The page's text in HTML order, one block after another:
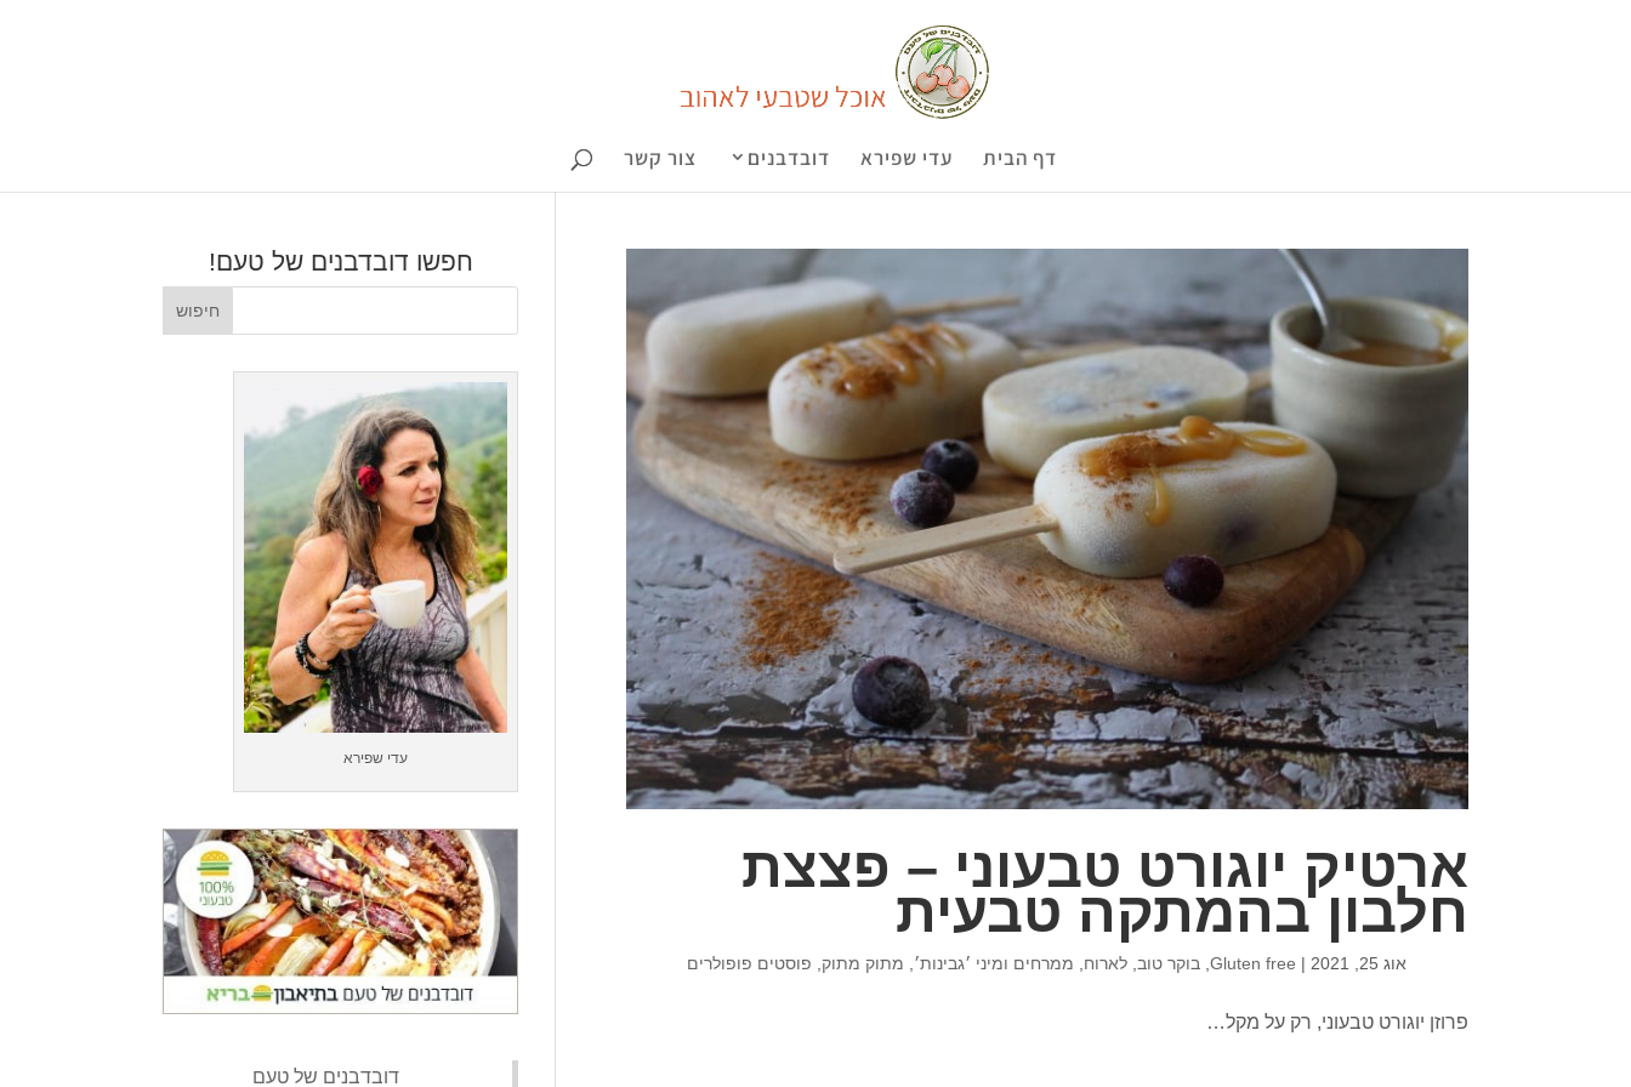
דף הבית עדי שפירא דובדבנים צור קשר
ארטיק יוגורט טבעוני – פצצת
חלבון בהמתקה טבעית
אוג 25, 2021 |
Gluten free
, בוקר טוב, לארוח, ממרחים ומיני ׳גבינות׳, מתוק מתוק, פוסטים פופולרים
פרוזן יוגורט טבעוני, רק על מקל…
חפשו דובדבנים של טעם!
עדי שפירא
‏דובדבנים של טעם‏